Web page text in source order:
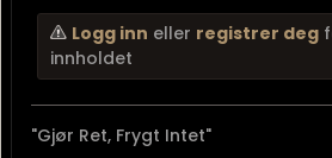
Logg inn eller registrer deg
innholdet
"Gjør Ret, Frygt Intet"